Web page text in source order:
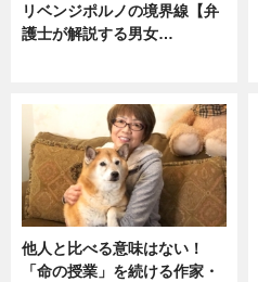
リベンジポルノの境界線【弁
護士が解説する男女…
他人と比べる意味はない！
「命の授業」を続ける作家・